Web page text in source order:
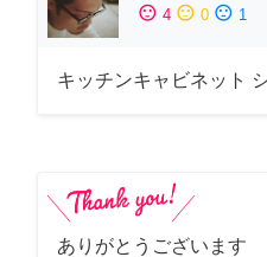
sentiment_satisfied 4 sentiment_neutral 0 sentiment_dissatisfied 1
キッチンキャビネット
ありがとうございます